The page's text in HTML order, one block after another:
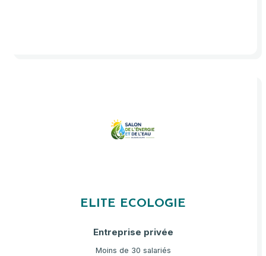
ELITE ECOLOGIE
Entreprise privée
Moins de 30 salariés